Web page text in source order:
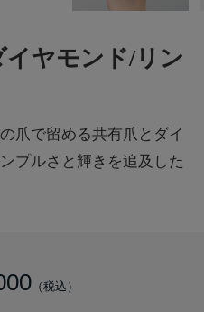
イヤモンド/リン
爪で留める共有爪とダイ
プルさと輝きを追及した